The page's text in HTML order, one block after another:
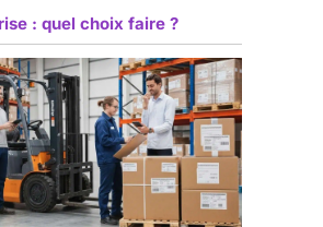
: quel choix faire ?